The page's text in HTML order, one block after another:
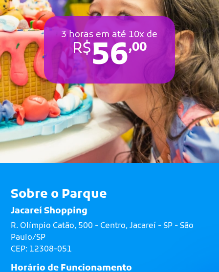
3 horas em até 10x de
R$56,00
Sobre o Parque
Jacareí Shopping
R. Olímpio Catão, 500 - Centro, Jacareí - SP - São
Paulo/SP
CEP: 12308-051
Horário de Funcionamento